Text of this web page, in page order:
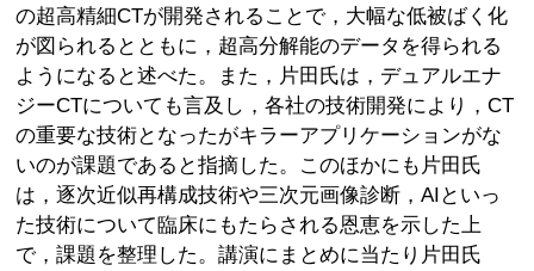
の超高精細CTが開発されることで，大幅な低被ばく化
が図られるとともに，超高分解能のデータを得られる
ようになると述べた。また，片田氏は，デュアルエナ
ジーCTについても言及し，各社の技術開発により，CT
の重要な技術となったがキラーアプリケーションがな
いのが課題であると指摘した。このほかにも片田氏
は，逐次近似再構成技術や三次元画像診断，AIといっ
た技術について臨床にもたらされる恩恵を示した上
で，課題を整理した。講演にまとめに当たり片田氏